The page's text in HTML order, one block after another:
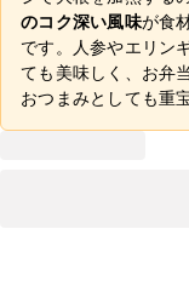
のコク深い風味が食
です。人参やエリン
ても美味しく、お弁
おつまみとしても重